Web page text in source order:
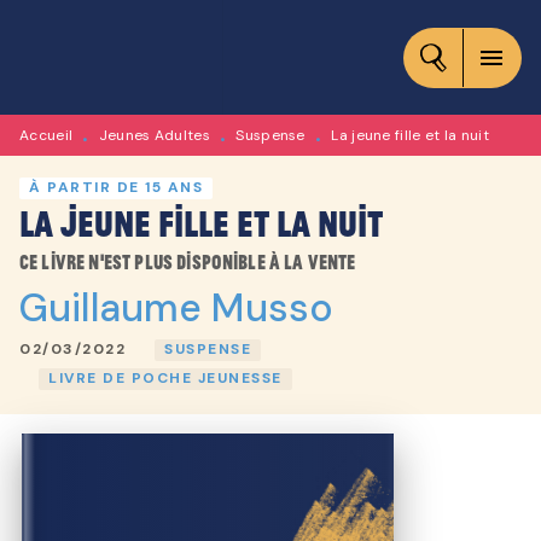
CONTENU
menu
Accueil • Jeunes Adultes • Suspense • La jeune fille et la nuit
À PARTIR DE 15 ANS
La jeune fille et la nuit
Ce livre n'est plus disponible à la vente
Guillaume Musso
02/03/2022
SUSPENSE
LIVRE DE POCHE JEUNESSE